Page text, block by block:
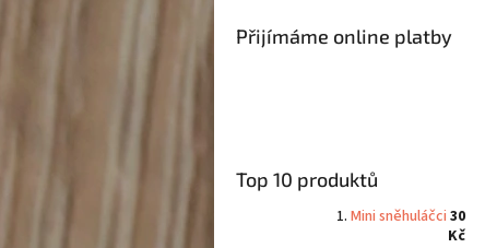
Přijímáme online platby
Top 10 produktů
Mini sněhuláčci 30
Kč